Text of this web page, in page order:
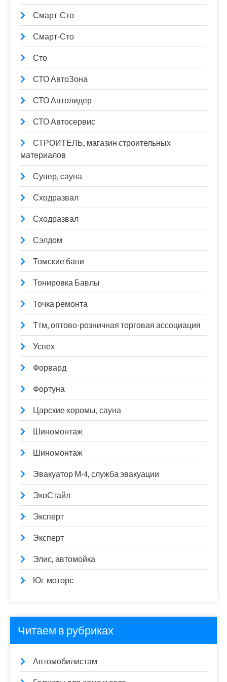
Смарт-Сто
Смарт-Сто
Сто
СТО АвтоЗона
СТО Автолидер
СТО Автосервис
СТРОИТЕЛЬ, магазин строительных
материалов
Супер, сауна
Сходразвал
Сходразвал
Сэлдом
Томские бани
Тонировка Бавлы
Точка ремонта
Ттм, оптово-розничная торговая ассоциация
Успех
Форвард
Фортуна
Царские хоромы, сауна
Шиномонтаж
Шиномонтаж
Эвакуатор М-4, служба эвакуации
ЭкоСтайл
Эксперт
Эксперт
Элис, автомойка
Юг-моторс
Читаем в рубриках
Автомобилистам